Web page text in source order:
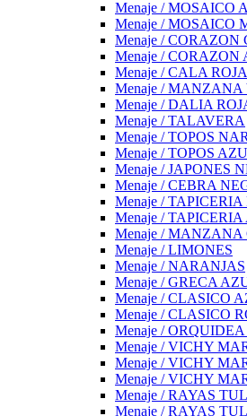
Menaje / MOSAICO
Menaje / MOSAICO
Menaje / CORAZON
Menaje / CORAZON
Menaje / CALA ROJA
Menaje / MANZANA
Menaje / DALIA
Menaje / TALAVERA
Menaje / TOPOS
Menaje / TOPOS
Menaje / JAPONES
Menaje / CEBRA
Menaje / TAPICERIA
Menaje /
Menaje / MANZANA
Menaje / LIMONES
Menaje / NARANJAS
Menaje / GRECA
Menaje / CLASICO
Menaje / CLASICO
Menaje /
Menaje / VICHY
Menaje / VICHY
Menaje / VICHY
Menaje / RAYAS
Menaje / RAYAS